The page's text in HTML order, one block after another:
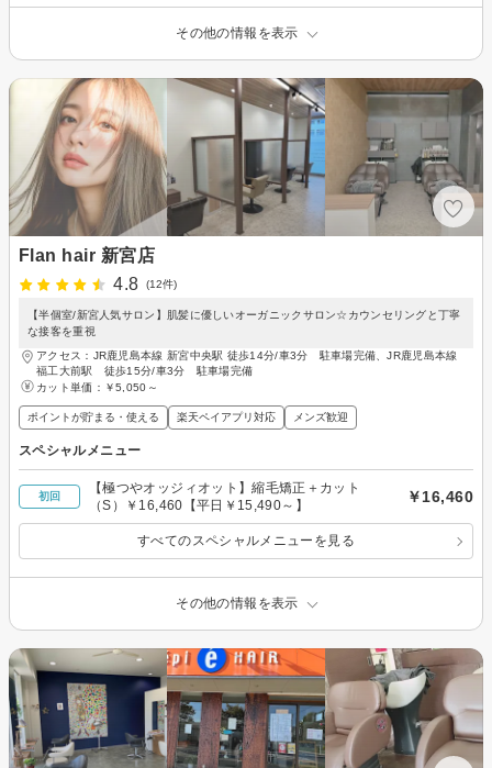
その他の情報を表示
Flan hair 新宮店
4.8
(12件)
【半個室/新宮人気サロン】肌髪に優しいオーガニックサロン☆カウンセリングと丁寧
な接客を重視
アクセス：JR鹿児島本線 新宮中央駅 徒歩14分/車3分 駐車場完備、JR鹿児島本線
福工大前駅 徒歩15分/車3分 駐車場完備
カット単価： ￥5,050～
ポイントが貯まる・使える 楽天ペイアプリ対応 メンズ歓迎
スペシャルメニュー
初回
【極つやオッジィオット】縮毛矯正＋カット
（S）￥16,460【平日￥15,490～】
￥16,460
すべてのスペシャルメニューを見る
その他の情報を表示